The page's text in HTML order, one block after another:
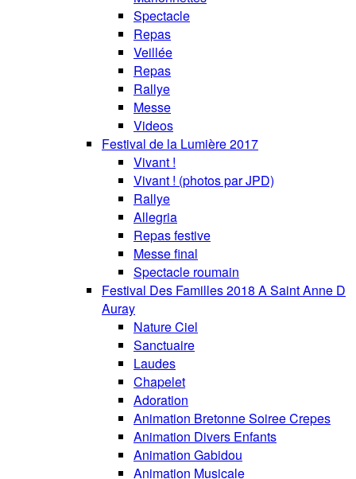
Spectacle
Repas
Veillée
Repas
Rallye
Messe
Videos
Festival de la Lumière 2017
Vivant !
Vivant ! (photos par JPD)
Rallye
Allegria
Repas festive
Messe final
Spectacle roumain
Festival Des Familles 2018 A Saint Anne D
Auray
Nature Ciel
Sanctuaire
Laudes
Chapelet
Adoration
Animation Bretonne Soiree Crepes
Animation Divers Enfants
Animation Gabidou
Animation Musicale